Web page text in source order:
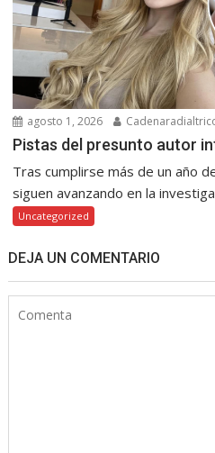
agosto 1, 2026
Pistas del presunto autor
Tras cumplirse más de un año
siguen avanzando en la
Uncategorized
DEJA UN COMENTARIO